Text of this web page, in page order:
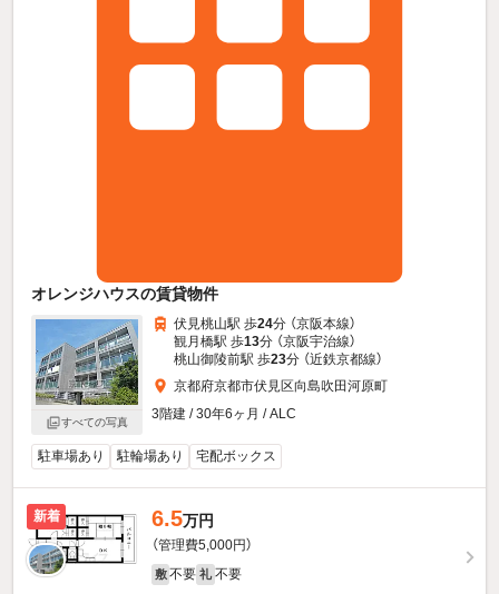
オレンジハウスの賃貸物件
すべての写真
伏見桃山駅 歩24分 （京阪本線）
観月橋駅 歩13分 （京阪宇治線）
桃山御陵前駅 歩23分 （近鉄京都線）
京都府京都市伏見区向島吹田河原町
3階建 / 30年6ヶ月 / ALC
駐車場あり 駐輪場あり 宅配ボックス
新着 6.5万円
（管理費5,000円）
敷 不要 礼 不要